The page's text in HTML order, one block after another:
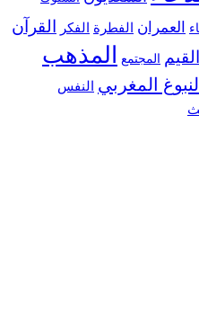
الفطرة الفكر القرآن
المجتمع المذهب
المغربي النفس